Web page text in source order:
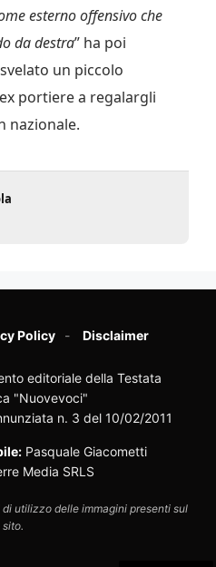
esterno offensivo che
da destra” ha poi
un piccolo
portiere a regalargli
nazionale.
Policy Disclaimer
editoriale della Testata
"Nuovevoci"
n. 3 del 10/02/2011
Pasquale Giacometti
Media SRLS
di utilizzo delle immagini presenti sul
sito.